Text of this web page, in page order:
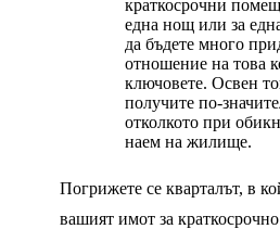
краткосрочни
една нощ или за
да бъдете много
отношение на това
ключовете. Освен
получите по-
отколкото при
наем на жилище.
Погрижете се кварталът, в
вашият имот за